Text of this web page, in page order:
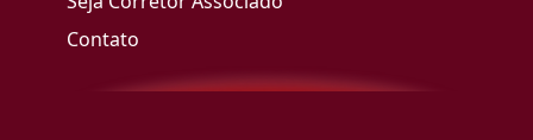
Contato